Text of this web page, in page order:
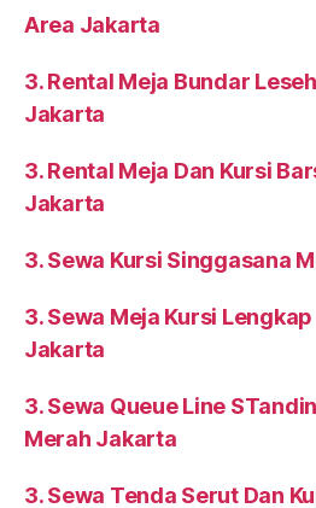
Area Jakarta
3. Rental Meja Bundar
Jakarta
3. Rental Meja Dan Kursi
Jakarta
3. Sewa Kursi Singgasana
3. Sewa Meja Kursi
Jakarta
3. Sewa Queue Line
Merah Jakarta
3. Sewa Tenda Serut Dan